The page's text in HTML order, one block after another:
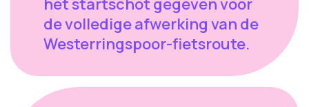
de volledige afwerking van de
Westerringspoor-fietsroute.